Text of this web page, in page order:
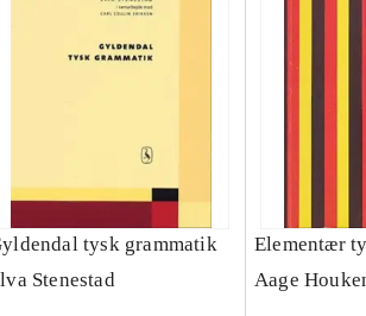
tysk grammatik
Stenestad
Elementær
Aage